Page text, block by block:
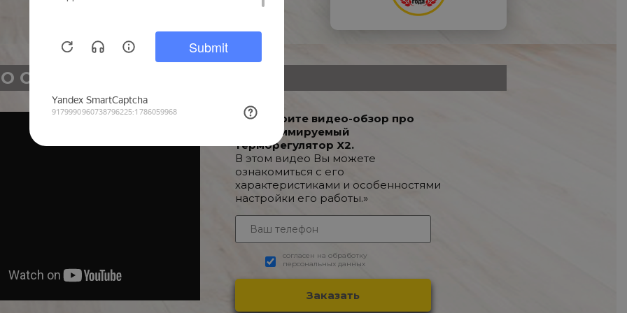
О ТОВАРЕ
Посмотрите видео-обзор про
Программируемый
терморегулятор X2.
В этом видео Вы можете
ознакомиться с его
характеристиками и особенностями
настройки его работы.»
согласен на обработку
персональных данных